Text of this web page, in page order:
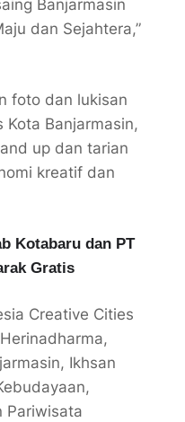
Banjarmasin
dan Sejahtera,”
foto dan lukisan
Banjarmasin,
up dan tarian
kreatif dan
Kotabaru dan PT
Gratis
Creative Cities
Ikhsan
Pariwisata